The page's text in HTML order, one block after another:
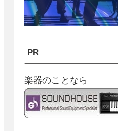
PR
楽器のことなら